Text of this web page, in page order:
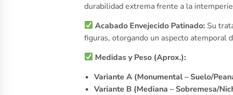
durabilidad extrema frente a la
Acabado Envejecido Patinado: Su
figuras, otorgando un aspecto atemporal
Medidas y Peso (Aprox.):
Variante A (Monumental – Suelo/
Variante B (Mediana – Sobremesa/